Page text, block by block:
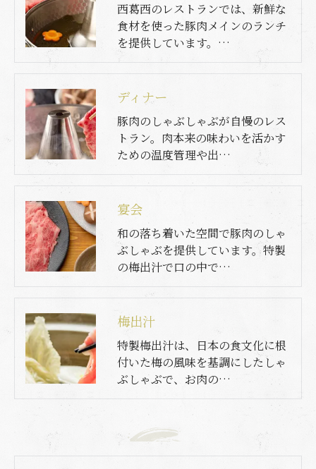
西葛西のレストランでは、新鮮な
食材を使った豚肉メインのランチ
を提供しています。…
ディナー
豚肉のしゃぶしゃぶが自慢のレス
トラン。肉本来の味わいを活かす
ための温度管理や出…
宴会
和の落ち着いた空間で豚肉のしゃ
ぶしゃぶを提供しています。特製
の梅出汁で口の中で…
梅出汁
特製梅出汁は、日本の食文化に根
付いた梅の風味を基調にしたしゃ
ぶしゃぶで、お肉の…